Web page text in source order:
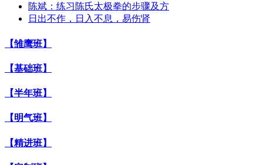
陈斌：练习陈氏太极拳的步骤及方
日出不作，日入不息，易伤肾
【雏鹰班】
【基础班】
【半年班】
【明气班】
【精进班】